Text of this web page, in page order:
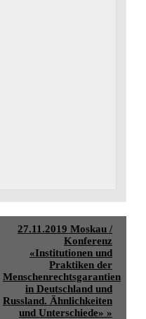
27.11.2019 Moskau /
Konferenz
«Institutionen und
Praktiken der
Menschenrechtsgarantien
in Deutschland und
Russland. Ähnlichkeiten
und Unterschiede» »